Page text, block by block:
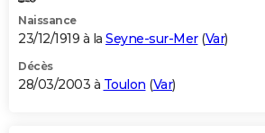
Naissance
23/12/1919 à la Seyne-sur-Mer(Var)
Décès
28/03/2003 à Toulon (Var)